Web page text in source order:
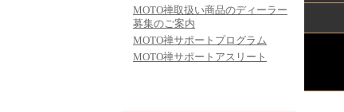
MOTO禅取扱い商品のディーラー
募集のご案内
MOTO禅サポートプログラム
MOTO禅サポートアスリート